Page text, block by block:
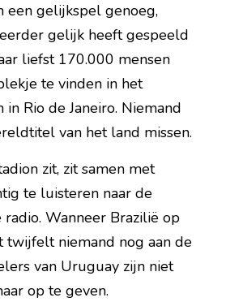
een gelijkspel genoeg,
gelijk heeft gespeeld
liefst 170.000 mensen
te vinden in het
in Rio de Janeiro. Niemand
van het land missen.
zit, zit samen met
te luisteren naar de
Wanneer Brazilië op
twijfelt niemand nog aan de
van Uruguay zijn niet
op te geven.